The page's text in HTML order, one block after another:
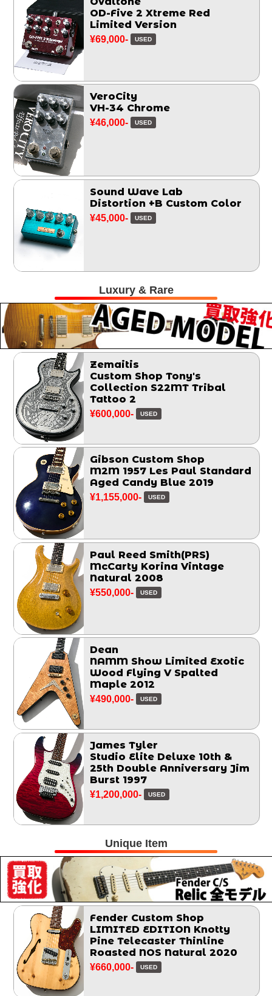
OD-Five 2 Xtreme Red
Limited Version
¥69,000- USED
VeroCity
VH-34 Chrome
¥46,000- USED
Sound Wave Lab
Distortion +B Custom Color
¥45,000- USED
Luxury & Rare
Zemaitis
Custom Shop Tony's
Collection S22MT Tribal
Tattoo 2
¥600,000- USED
Gibson Custom Shop
M2M 1957 Les Paul Standard
Aged Candy Blue 2019
¥1,155,000- USED
Paul Reed Smith(PRS)
McCarty Korina Vintage
Natural 2008
¥550,000- USED
Dean
NAMM Show Limited Exotic
Wood Flying V Spalted
Maple 2012
¥490,000- USED
James Tyler
Studio Elite Deluxe 10th &
25th Double Anniversary Jim
Burst 1997
¥1,200,000- USED
Unique Item
Fender Custom Shop
LIMITED EDITION Knotty
Pine Telecaster Thinline
Roasted NOS Natural 2020
¥660,000- USED